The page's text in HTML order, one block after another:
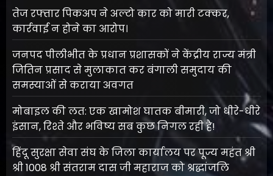
तेज रफ्तार पिकअप ने अल्टो कार को मारी टक्कर,
कार्रवाई न होने का आरोप।
जनपद पीलीभीत के प्रधान प्रशासकों ने केंद्रीय राज्य मंत्री
जितिन प्रसाद से मुलाकात कर बंगाली समुदाय की
समस्याओं से कराया अवगत
मोबाइल की लत: एक खामोश घातक बीमारी, जो धीरे-धीरे
इंसान, रिश्ते और भविष्य सब कुछ निगल रही है!
हिंदू सुरक्षा सेवा संघ के जिला कार्यालय पर पूज्य महंत श्री
श्री 1008 श्री संतराम दास जी महाराज को श्रद्धांजलि